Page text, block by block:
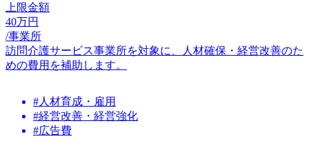
上限金額
40万円
/事業所
訪問介護サービス事業所を対象に、人材確保・経営改善のた
めの費用を補助します。
#人材育成・雇用
#経営改善・経営強化
#広告費